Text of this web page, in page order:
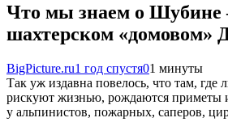
Что мы знаем о
шахтерском «домовом»
BigPicture.ru1 год спустя01 минуты
Так уж издавна повелось, что там, где
рискуют жизнью, рождаются приметы
у альпинистов, пожарных, саперов,